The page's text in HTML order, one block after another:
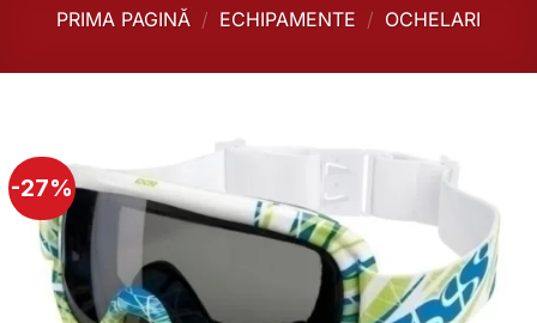
PRIMA PAGINĂ / ECHIPAMENTE / OCHELARI
-27%